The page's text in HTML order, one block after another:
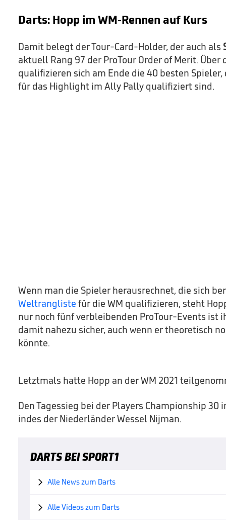
Darts: Hopp im WM-Rennen auf Kurs
Damit belegt der Tour-Card-Holder, der auch als
aktuell Rang 97 der ProTour Order of Merit. Über
qualifizieren sich am Ende die 40 besten
für das Highlight im Ally Pally qualifiziert sind.
Wenn man die Spieler herausrechnet, die sich
Weltrangliste für die WM qualifizieren, steht
nur noch fünf verbleibenden ProTour-Events ist
damit nahezu sicher, auch wenn er theoretisch
könnte.
Letztmals hatte Hopp an der WM 2021
Den Tagessieg bei der Players Championship 30
indes der Niederländer Wessel Nijman.
DARTS BEI SPORT1
 Alle News zum Darts
 Alle Videos zum Darts